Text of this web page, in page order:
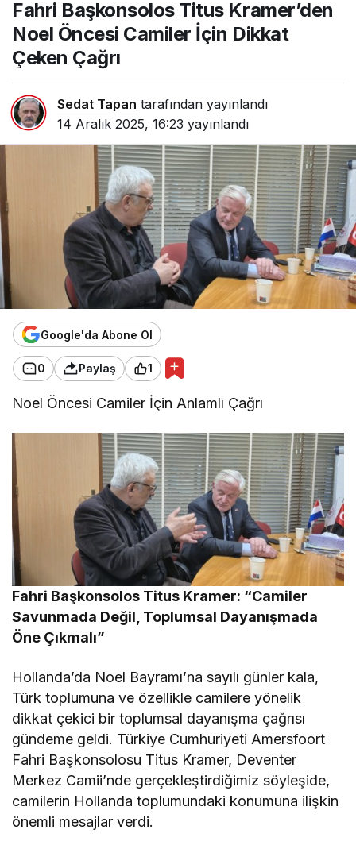
Camiler İçin Dikkat
Çeken Çağrı
Fahri Başkonsolos Titus Kramer’den
Noel Öncesi Camiler İçin Dikkat
Çeken Çağrı
Sedat Tapan tarafından yayınlandı
14 Aralık 2025, 16:23 yayınlandı
Google'da Abone Ol
0 Paylaş 1
Noel Öncesi Camiler İçin Anlamlı Çağrı
Fahri Başkonsolos Titus Kramer: “Camiler
Savunmada Değil, Toplumsal Dayanışmada
Öne Çıkmalı”
Hollanda’da Noel Bayramı’na sayılı günler kala,
Türk toplumuna ve özellikle camilere yönelik
dikkat çekici bir toplumsal dayanışma çağrısı
gündeme geldi. Türkiye Cumhuriyeti Amersfoort
Fahri Başkonsolosu Titus Kramer, Deventer
Merkez Camii’nde gerçekleştirdiğimiz söyleşide,
camilerin Hollanda toplumundaki konumuna ilişkin
önemli mesajlar verdi.